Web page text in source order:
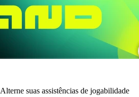
Alterne suas assistências de jogabilidade